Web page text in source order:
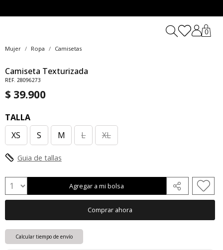
0
Mujer Ropa Camisetas
Camiseta Texturizada
REF. 28096273
$ 39.900
TALLA
XS
S M L XL
Guia de tallas
Agregar a mi bolsa
Comprar ahora
Calcular tiempo de envío